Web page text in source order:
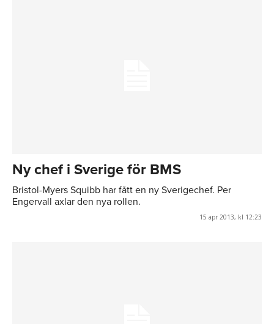
Ny chef i Sverige för BMS
Bristol-Myers Squibb har fått en ny Sverigechef. Per
Engervall axlar den nya rollen.
15 apr 2013, kl 12:23